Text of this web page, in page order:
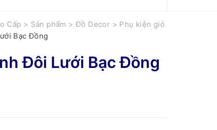
Cấp > Sản phẩm >Đồ Decor > Phụ kiện giỏ
Bạc Đồng
Đôi Lưới Bạc Đồng